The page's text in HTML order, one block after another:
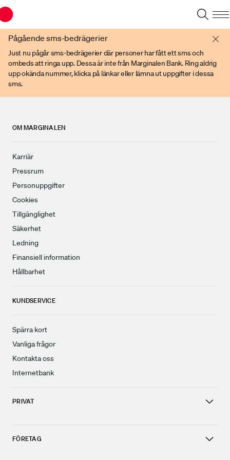
Pågående sms-bedrägerier
Just nu pågår sms-bedrägerier där personer har fått ett sms och
ombeds att ringa upp. Dessa är inte från Marginalen Bank. Ring aldrig
upp okända nummer, klicka på länkar eller lämna ut uppgifter i dessa
sms.
OM MARGINALEN
Karriär
Pressrum
Personuppgifter
Cookies
Tillgänglighet
Säkerhet
Ledning
Finansiell information
Hållbarhet
KUNDSERVICE
Spärra kort
Vanliga frågor
Kontakta oss
Internetbank
PRIVAT
FÖRETAG
Du har en gammal webbläsare. Vänligen använd senare versioner av t ex